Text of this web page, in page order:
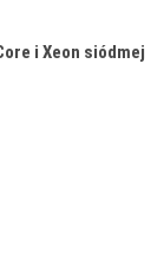
i Xeon siódmej